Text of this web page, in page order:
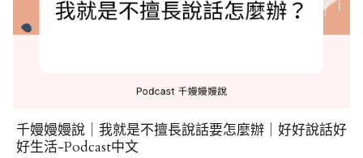
千嫚嫚嫚說｜我就是不擅長說話要怎麼辦｜好好說話好
好生活-Podcast中文